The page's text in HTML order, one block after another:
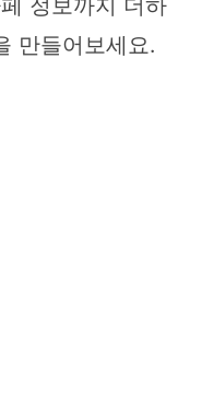
정보까지 더하
만들어보세요.